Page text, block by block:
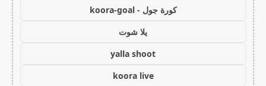
كورة جول - koora-goal
يلا شوت
yalla shoot
koora live